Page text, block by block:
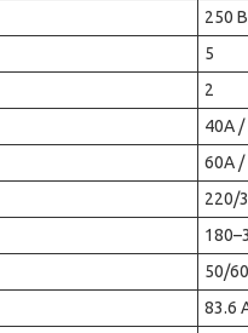
250 В
5
2
40A
60A /
220/
50/
83.6